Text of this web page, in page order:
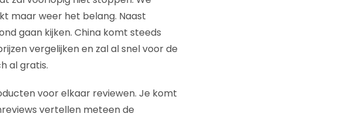
maar weer het belang. Naast
gaan kijken. China komt steeds
vergelijken en zal al snel voor de
al gratis.
voor elkaar reviewen. Je komt
vertellen meteen de